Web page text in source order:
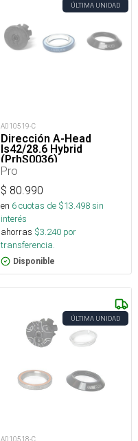
ÚLTIMA UNIDAD
A010519-C
Dirección A-Head
Is42/28.6 Hybrid
(PrhS0036)
Pro
$ 80.990
en 6cuotas de $13.498sin
interés
ahorras $3.240 por
transferencia.
Disponible
ÚLTIMA UNIDAD